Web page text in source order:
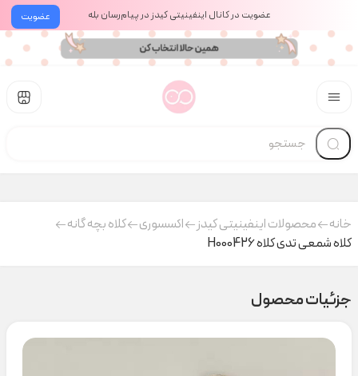
عضویت عضویت در کانال اینفینیتی کیدز در پیام‌رسان بله
خانه محصولات اینفینیتی کیدز اکسسوری
کلاه بچه گانه
کلاه شمعی تدی کلاه H000426
جزئیات محصول